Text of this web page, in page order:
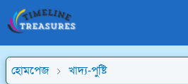
হোমপেজ খাদ্য-পুষ্টি